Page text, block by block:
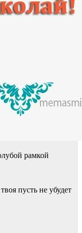
рамкой
пусть не убудет